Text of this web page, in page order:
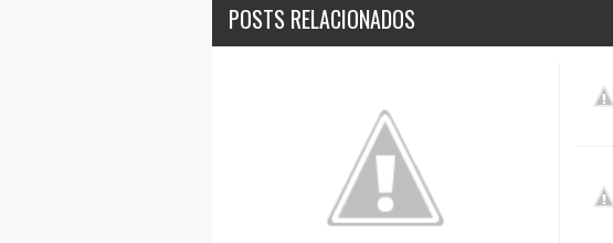
POSTS RELACIONADOS